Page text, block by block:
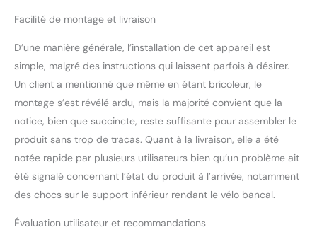
robuste de ce cross
excellente stabilité et une
capacité de charge allant
jusqu'à 265 LBS
Résistance réglable :
L'appareil cross trainer
est doté d'un bouton de
réglage qui permet
d'ajuster facilement la
résistance à un niveau
élevé ou faible pour
s'adapter aux phases
Facilité de montage et livraison
D’une manière générale, l’installation de cet appareil est
simple, malgré des instructions qui laissent parfois à désirer.
Un client a mentionné que même en étant bricoleur, le
montage s’est révélé ardu, mais la majorité convient que la
notice, bien que succincte, reste suffisante pour assembler le
produit sans trop de tracas. Quant à la livraison, elle a été
notée rapide par plusieurs utilisateurs bien qu’un problème ait
été signalé concernant l’état du produit à l’arrivée, notamment
des chocs sur le support inférieur rendant le vélo bancal.
Évaluation utilisateur et recommandations